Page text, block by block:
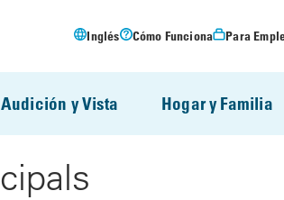
Inglés Cómo Funciona Para
Audición y Vista Hogar y Familia